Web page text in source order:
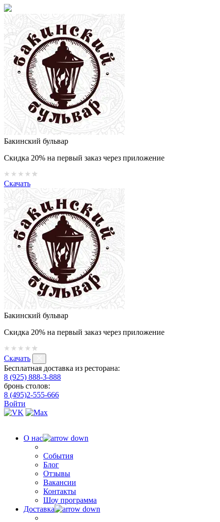
Бакинский бульвар
Скидка 20% на первый заказ через приложение
Скачать
Бакинский бульвар
Скидка 20% на первый заказ через приложение
Скачать
Бесплатная доставка из ресторана:
8 (925) 888-3-888
бронь столов:
8 (495)2-555-666
Войти
О нас
События
Блог
Отзывы
Вакансии
Контакты
Шоу программа
Доставка